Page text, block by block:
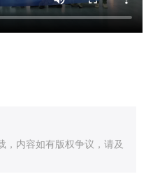
，内容如有版权争议，请及